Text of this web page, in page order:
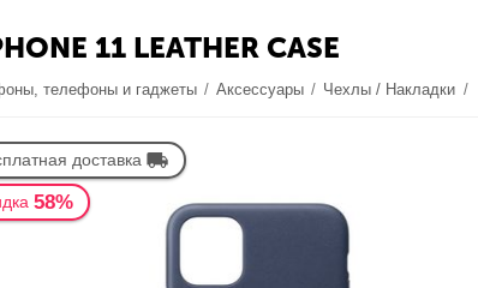
11 LEATHER CASE
телефоны и гаджеты / Аксессуары / Чехлы / Накладки /
доставка